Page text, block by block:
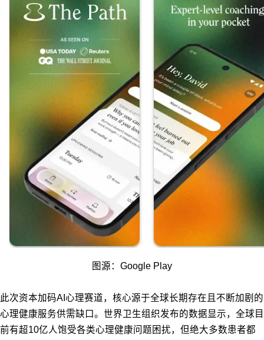
图源：Google Play
此次资本加码AI心理赛道，核心源于全球长期存在且不断加剧的
心理健康服务供需缺口。世界卫生组织发布的数据显示，全球目
前有超10亿人饱受各类心理健康问题困扰，但绝大多数患者都